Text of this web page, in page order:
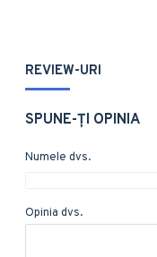
REVIEW-URI
SPUNE-ŢI OPINIA
Numele dvs.
Opinia dvs.